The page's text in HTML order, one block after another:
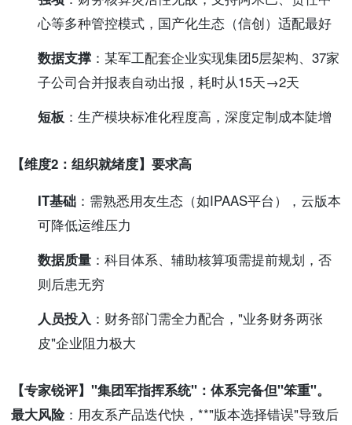
心等多种管控模式，国产化生态（信创）适配最好
数据支撑：某军工配套企业实现集团5层架构、37家
子公司合并报表自动出报，耗时从15天→2天
短板 ：生产模块标准化程度高，深度定制成本陡增
【维度2：组织就绪度】要求高
IT基础：需熟悉用友生态（如IPAAS平台），云版本
可降低运维压力
数据质量：科目体系、辅助核算项需提前规划，否
则后患无穷
人员投入 ：财务部门需全力配合，"业务财务两张
皮"企业阻力极大
【专家锐评】 "集团军指挥系统" ：体系完备但"笨重"。
最大风险：用友系产品迭代快，**"版本选择错误"导致后